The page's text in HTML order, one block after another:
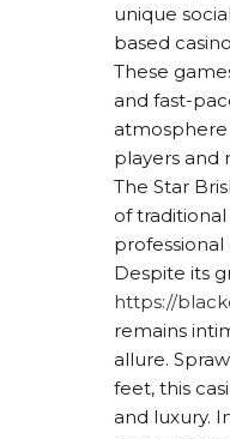
unique
based
These
and fast-
players and
The Star
of
professional
Despite its
https://
remains
allure.
feet, this
and luxury.